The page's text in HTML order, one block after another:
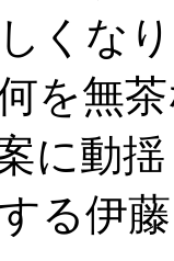
くな
を無
に動
る伊